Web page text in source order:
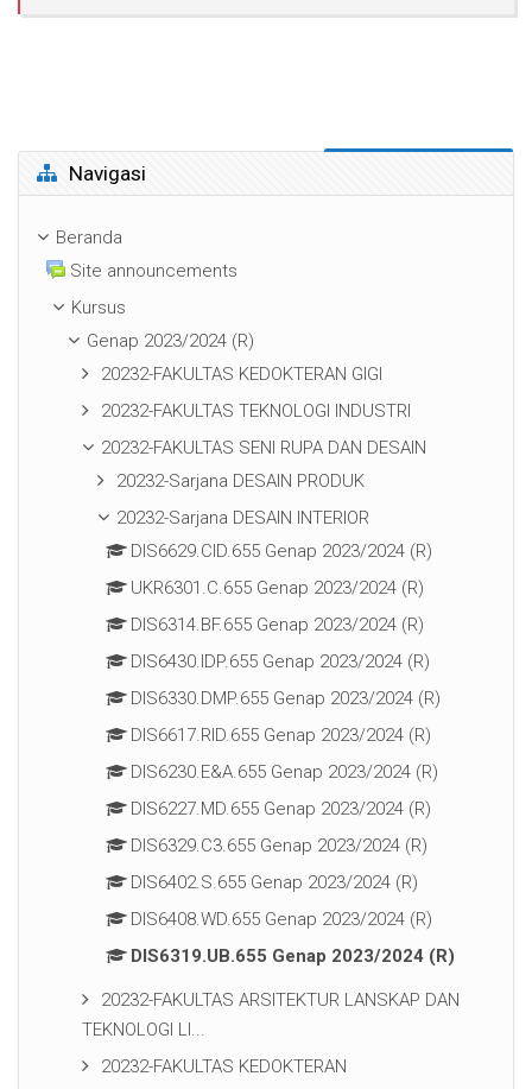
Abaikan Navigasi
Navigasi
Beranda
Site announcements
Kursus
Genap 2023/2024 (R)
20232-FAKULTAS KEDOKTERAN GIGI
20232-FAKULTAS TEKNOLOGI INDUSTRI
20232-FAKULTAS SENI RUPA DAN DESAIN
20232-Sarjana DESAIN PRODUK
20232-Sarjana DESAIN INTERIOR
DIS6629.CID.655 Genap 2023/2024 (R)
UKR6301.C.655 Genap 2023/2024 (R)
DIS6314.BF.655 Genap 2023/2024 (R)
DIS6430.IDP.655 Genap 2023/2024 (R)
DIS6330.DMP.655 Genap 2023/2024 (R)
DIS6617.RID.655 Genap 2023/2024 (R)
DIS6230.E&A.655 Genap 2023/2024 (R)
DIS6227.MD.655 Genap 2023/2024 (R)
DIS6329.C3.655 Genap 2023/2024 (R)
DIS6402.S.655 Genap 2023/2024 (R)
DIS6408.WD.655 Genap 2023/2024 (R)
DIS6319.UB.655 Genap 2023/2024 (R)
20232-FAKULTAS ARSITEKTUR LANSKAP DAN
TEKNOLOGI LI...
20232-FAKULTAS KEDOKTERAN